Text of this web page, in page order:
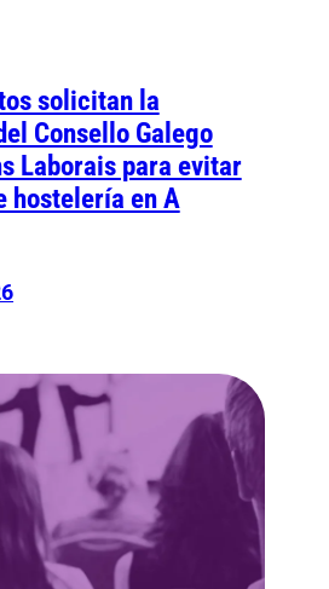
solicitan la
Consello Galego
Laborais para evitar
hostelería en A